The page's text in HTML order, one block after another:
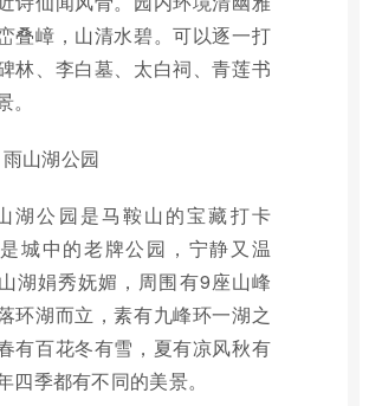
叠嶂，山清水碧。可以逐一打
林、李白墓、太白祠、青莲书
山湖公园
湖公园是马鞍山的宝藏打卡
城中的老牌公园，宁静又温
湖娟秀妩媚，周围有9座山峰
环湖而立，素有九峰环一湖之
有百花冬有雪，夏有凉风秋有
四季都有不同的美景。